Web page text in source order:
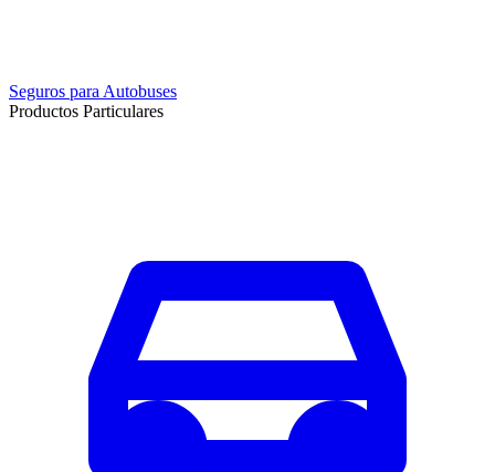
Seguros para Autobuses
Productos Particulares